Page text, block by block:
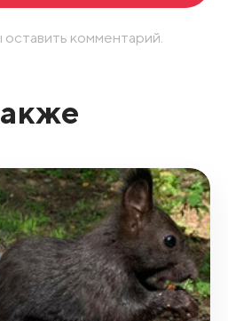
комментарий.